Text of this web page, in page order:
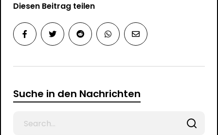
Diesen Beitrag teilen
Suche in den Nachrichten